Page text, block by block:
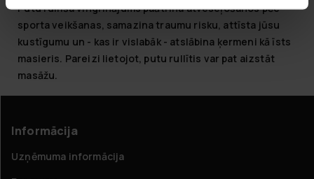
Putu rullīša vingrinājums paātrina atveseļošanos pēc
sporta veikšanas, samazina traumu risku, attīsta jūsu
kustīgumu un - kas ir vislabāk - atslābina ķermeni kā īsts
masieris. Pareizi lietojot, putu rullītis var pat aizstāt
masāžu.
Informācija
Uzņēmuma informācija